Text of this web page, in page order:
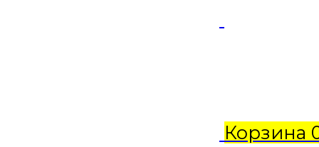
Корзина